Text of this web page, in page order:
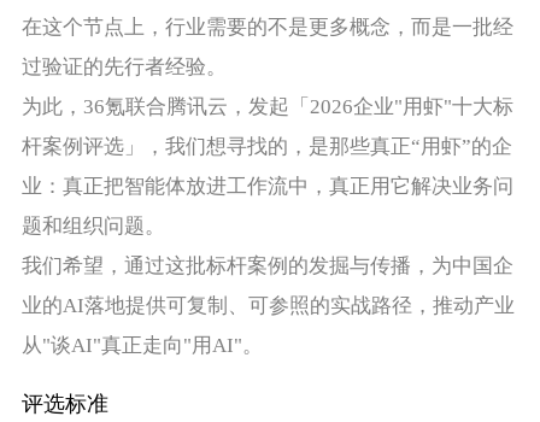
在这个节点上，行业需要的不是更多概念，而是一批经
过验证的先行者经验。
为此，36氪联合腾讯云，发起「2026企业"用虾"十大标
杆案例评选」，我们想寻找的，是那些真正“用虾”的企
业：真正把智能体放进工作流中，真正用它解决业务问
题和组织问题。
我们希望，通过这批标杆案例的发掘与传播，为中国企
业的AI落地提供可复制、可参照的实战路径，推动产业
从"谈AI"真正走向"用AI"。
评选标准